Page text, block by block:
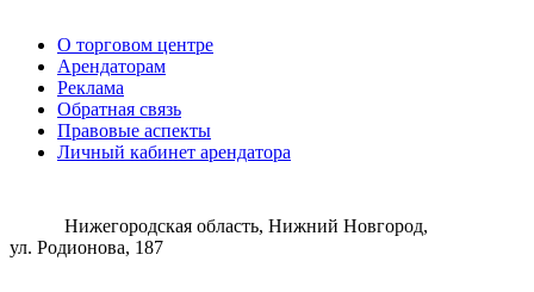
О торговом центре
Арендаторам
Реклама
Обратная связь
Правовые аспекты
Личный кабинет арендатора
Нижегородская область, Нижний Новгород,
ул. Родионова, 187